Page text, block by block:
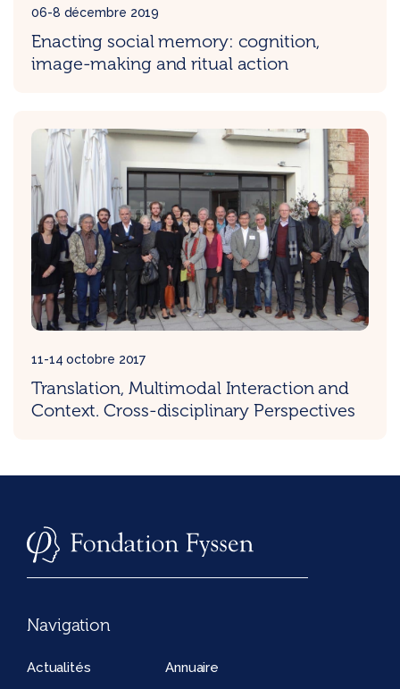
06-8 décembre 2019
Enacting social memory: cognition,
image-making and ritual action
11-14 octobre 2017
Translation, Multimodal Interaction and
Context. Cross-disciplinary Perspectives
Navigation
Actualités
Annuaire